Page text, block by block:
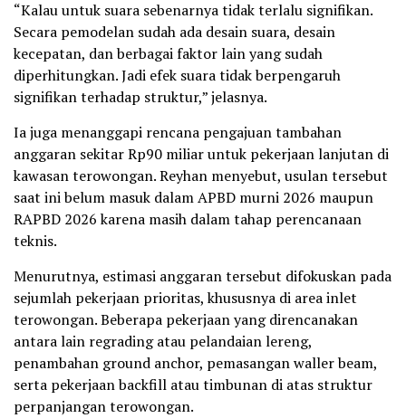
“Kalau untuk suara sebenarnya tidak terlalu signifikan.
Secara pemodelan sudah ada desain suara, desain
kecepatan, dan berbagai faktor lain yang sudah
diperhitungkan. Jadi efek suara tidak berpengaruh
signifikan terhadap struktur,” jelasnya.
Ia juga menanggapi rencana pengajuan tambahan
anggaran sekitar Rp90 miliar untuk pekerjaan lanjutan di
kawasan terowongan. Reyhan menyebut, usulan tersebut
saat ini belum masuk dalam APBD murni 2026 maupun
RAPBD 2026 karena masih dalam tahap perencanaan
teknis.
Menurutnya, estimasi anggaran tersebut difokuskan pada
sejumlah pekerjaan prioritas, khususnya di area inlet
terowongan. Beberapa pekerjaan yang direncanakan
antara lain regrading atau pelandaian lereng,
penambahan ground anchor, pemasangan waller beam,
serta pekerjaan backfill atau timbunan di atas struktur
perpanjangan terowongan.